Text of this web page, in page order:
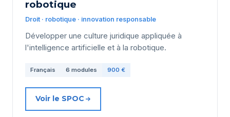
robotique
Droit · robotique · innovation responsable
Développer une culture juridique appliquée à
l'intelligence artificielle et à la robotique.
Français 6 modules 900 €
Voir le SPOC